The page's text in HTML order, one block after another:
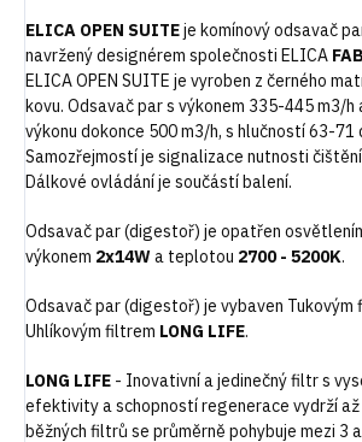
ELICA OPEN SUITEje komínový odsavač
navržený designérem společnosti ELICA
ELICA OPEN SUITE je vyroben z černého
kovu. Odsavač par s výkonem 335-445 m3/h
výkonu dokonce 500 m3/h, s hlučností 63-71
Samozřejmostí je signalizace nutnosti
Dálkové ovládání je součástí balení.
Odsavač par (digestoř) je opatřen
výkonem 2x14Wa teplotou 2700 - 5200K.
Odsavač par (digestoř) je vybaven Tukovým
Uhlíkovým filtrem LONG LIFE.
LONG LIFE - Inovativní a jedinečný filtr s
efektivity a schopností regenerace vydrží
běžných filtrů se průměrně pohybuje mezi 3